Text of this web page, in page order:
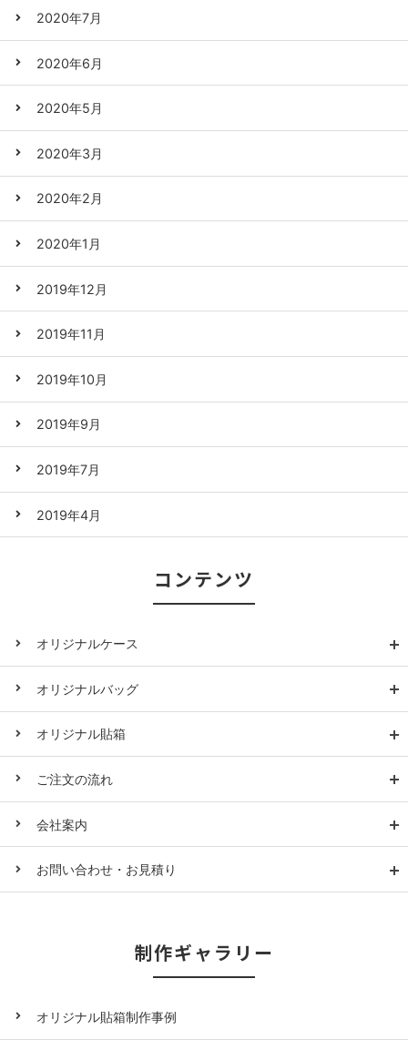
2020年7月
2020年6月
2020年5月
2020年3月
2020年2月
2020年1月
2019年12月
2019年11月
2019年10月
2019年9月
2019年7月
2019年4月
コンテンツ
オリジナルケース
オリジナルバッグ
オリジナル貼箱
ご注文の流れ
会社案内
お問い合わせ・お見積り
制作ギャラリー
オリジナル貼箱制作事例